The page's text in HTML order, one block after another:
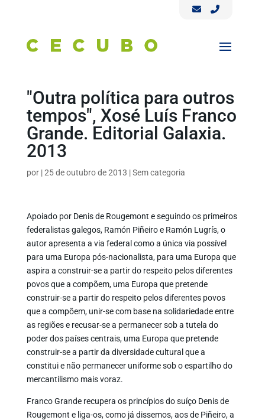
"Outra política para outros
tempos", Xosé Luís Franco
Grande. Editorial Galaxia.
2013
por |25 de outubro de 2013 |Sem categoria
Apoiado por Denis de Rougemont e seguindo os primeiros
federalistas galegos, Ramón Piñeiro e Ramón Lugrís, o
autor apresenta a via federal como a única via possível
para uma Europa pós-nacionalista, para uma Europa que
aspira a construir-se a partir do respeito pelos diferentes
povos que a compõem, uma Europa que pretende
construir-se a partir do respeito pelos diferentes povos
que a compõem, unir-se com base na solidariedade entre
as regiões e recusar-se a permanecer sob a tutela do
poder dos países centrais, uma Europa que pretende
construir-se a partir da diversidade cultural que a
constitui e não permanecer uniforme sob o espartilho do
mercantilismo mais voraz.
Franco Grande recupera os princípios do suíço Denis de
Rougemont e liga-os, como já dissemos, aos de Piñeiro, a